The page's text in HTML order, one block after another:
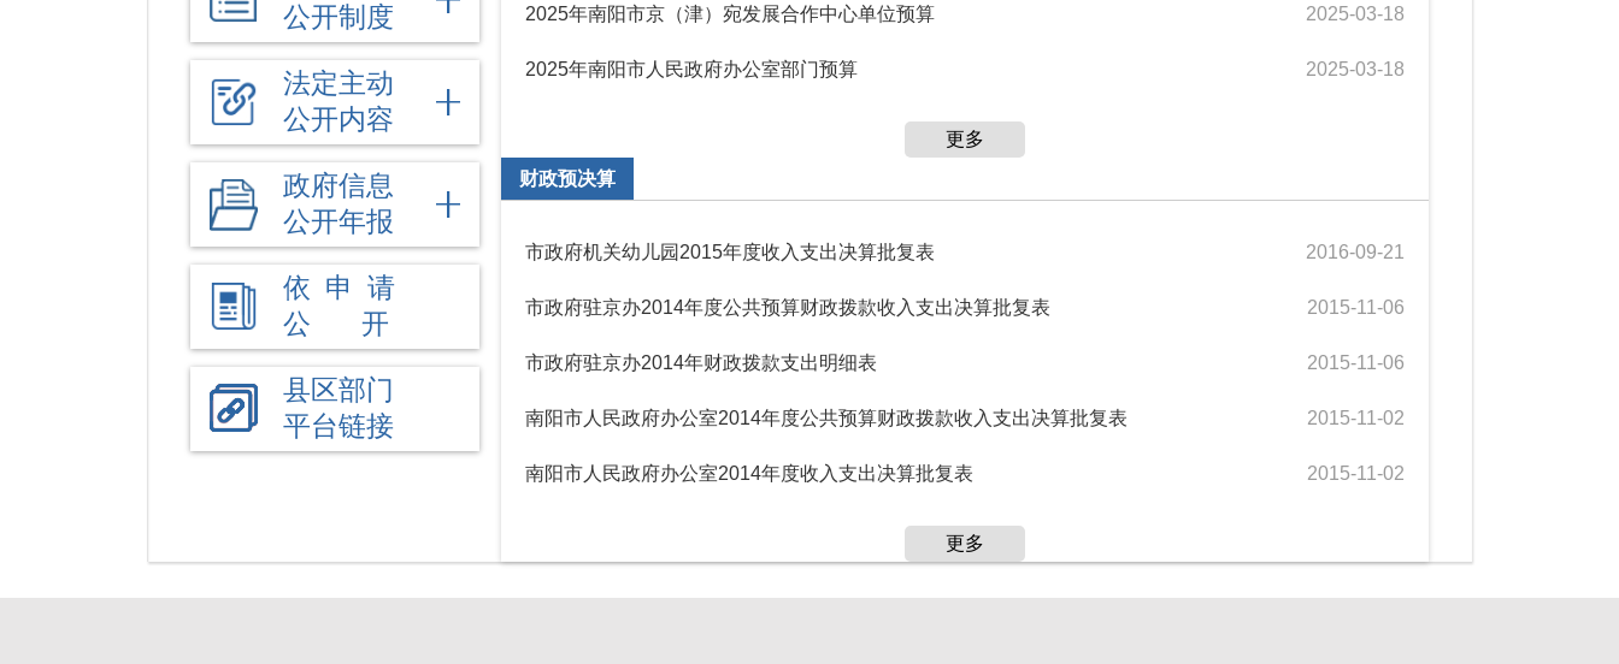
公开制度
法定主动
公开内容
政府信息
公开年报
依 申 请
公 开
县区部门
平台链接
2025年南阳市京（津）宛发展合作中心单位预算 2025-03-18
2025年南阳市人民政府办公室部门预算 2025-03-18
更多
财政预决算
市政府机关幼儿园2015年度收入支出决算批复表 2016-09-21
市政府驻京办2014年度公共预算财政拨款收入支出决算批复表 2015-11-06
市政府驻京办2014年财政拨款支出明细表 2015-11-06
南阳市人民政府办公室2014年度公共预算财政拨款收入支出决算批复表 2015-11-02
南阳市人民政府办公室2014年度收入支出决算批复表 2015-11-02
更多